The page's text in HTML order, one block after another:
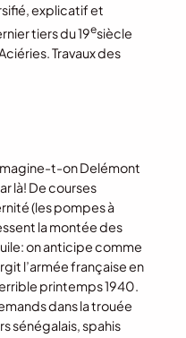
explicatif et
tiers du 19esiècle
Travaux des
t-on Delémont
là! De courses
(les pompes à
la montée des
on anticipe comme
l’armée française en
printemps 1940.
dans la trouée
sénégalais, spahis